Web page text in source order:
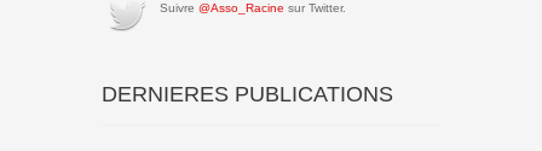
Suivre @Asso_Racine sur Twitter.
DERNIERES PUBLICATIONS